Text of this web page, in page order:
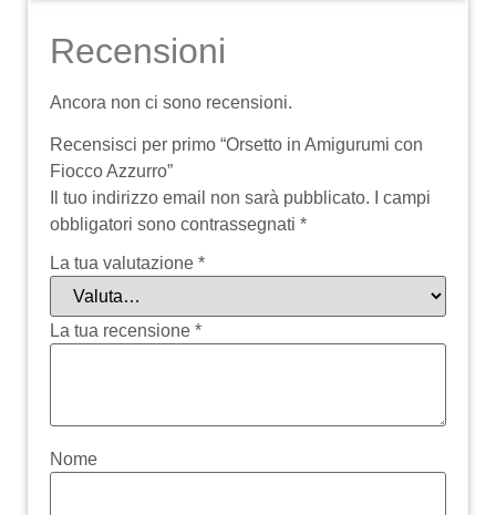
Recensioni
Ancora non ci sono recensioni.
Recensisci per primo “Orsetto in Amigurumi con
Fiocco Azzurro”
Il tuo indirizzo email non sarà pubblicato.
I campi
obbligatori sono contrassegnati *
La tua valutazione *
La tua recensione *
Nome